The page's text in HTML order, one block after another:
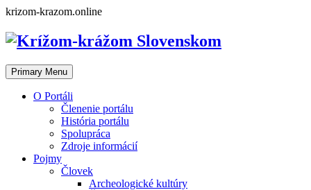
Skip
content
krizom-krazom.online
Primary Menu
O Portáli
Členenie portálu
História portálu
Spolupráca
Zdroje informácií
Pojmy
Človek
Archeologické kultúry